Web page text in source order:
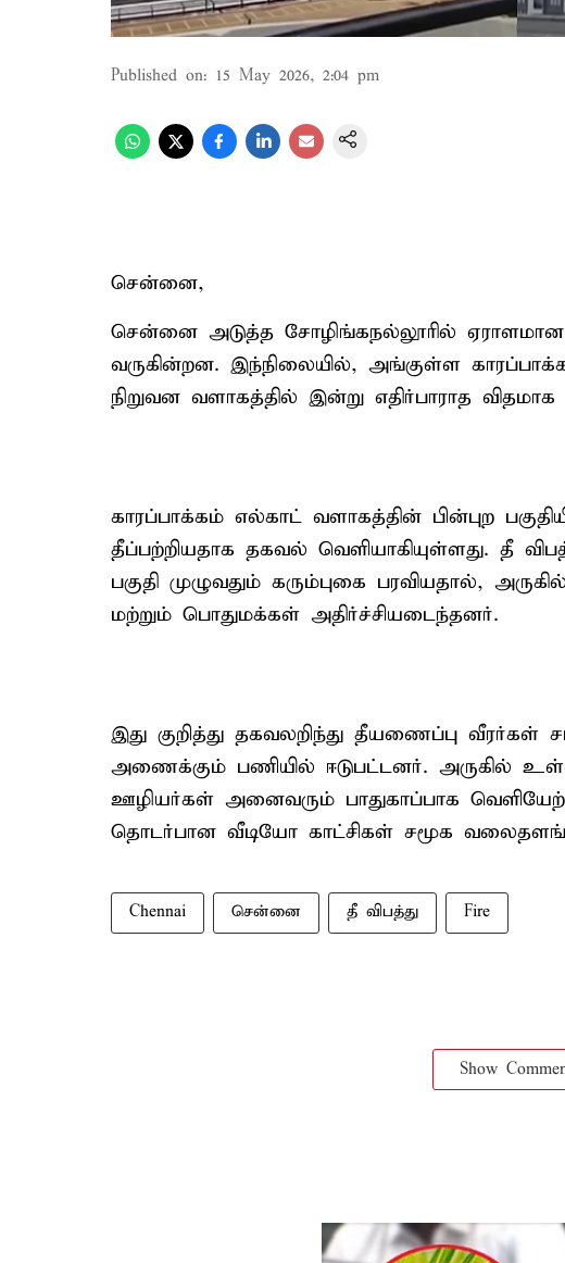
Published on: 15 May 2026, 2:04 pm
சென்னை,
சென்னை அடுத்த சோழிங்கநல்லூரில் ஏராளமான
வருகின்றன. இந்நிலையில், அங்குள்ள
நிறுவன வளாகத்தில் இன்று எதிர்பாராத
காரப்பாக்கம் எல்காட் வளாகத்தின் பின்புற
தீப்பற்றியதாக தகவல் வெளியாகியுள்ளது. தீ
பகுதி முழுவதும் கரும்புகை பரவியதால்,
மற்றும் பொதுமக்கள் அதிர்ச்சியடைந்தனர்.
இது குறித்து தகவலறிந்து தீயணைப்பு வீரர்கள்
அணைக்கும் பணியில் ஈடுபட்டனர். அருகில்
ஊழியர்கள் அனைவரும் பாதுகாப்பாக
தொடர்பான வீடியோ காட்சிகள் சமூக
Chennai சென்னை தீ விபத்து Fire
Show